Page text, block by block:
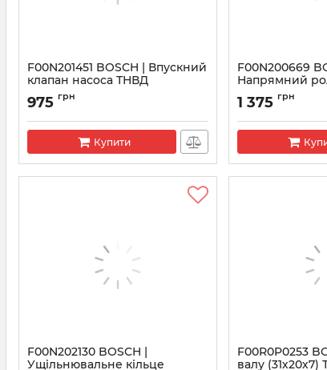
F00N201451 BOSCH | Впускний
клапан насоса ТНВД
Артикул: F00N201451
975 грн
Купити
F00N200669
Напрямний
насоса ТНВД
Артикул:
1 375 грн
F00N202130 BOSCH |
Ущільнювальне кільце
F00R0P0253
валу (31х20х7)